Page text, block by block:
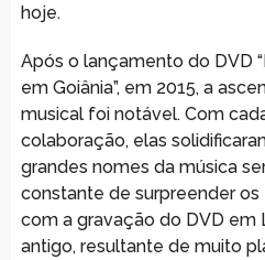
hoje.
Após o lançamento do DVD
em Goiânia”, em 2015, a
musical foi notável. Com
colaboração, elas
grandes nomes da música
constante de surpreender
com a gravação do DVD em
antigo, resultante de muito